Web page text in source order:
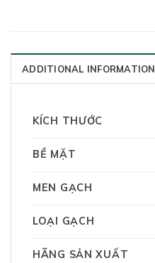
ADDITIONAL INFORMATION
KÍCH THƯỚC
BỀ MẶT
MEN GẠCH
LOẠI GẠCH
HÃNG SẢN XUẤT